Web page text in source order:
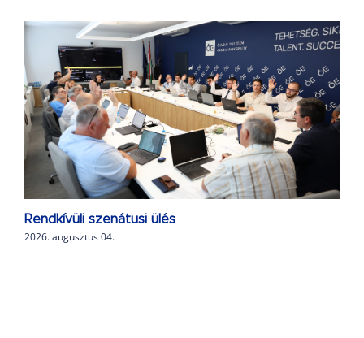
Rendkívüli szenátusi ülés
2026. augusztus 04.